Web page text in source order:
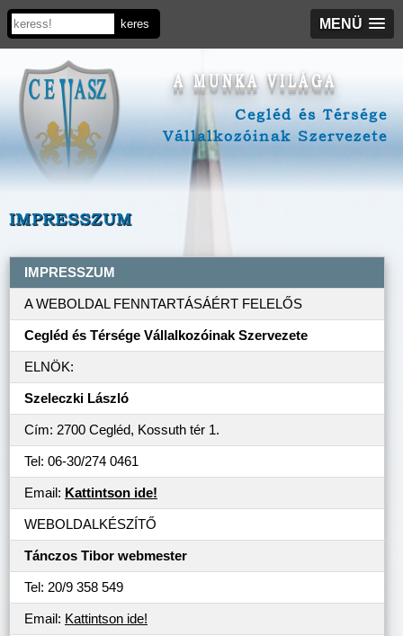
MENÜ
A MUNKA VILÁGA
Cegléd és Térsége
Vállalkozóinak Szervezete
IMPRESSZUM
IMPRESSZUM
A WEBOLDAL FENNTARTÁSÁÉRT FELELŐS
Cegléd és Térsége Vállalkozóinak Szervezete
ELNÖK:
Szeleczki László
Cím: 2700 Cegléd, Kossuth tér 1.
Tel: 06-30/274 0461
Email: Kattintson ide!
WEBOLDALKÉSZÍTŐ
Tánczos Tibor webmester
Tel: 20/9 358 549
Email: Kattintson ide!